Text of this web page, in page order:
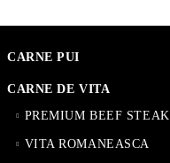
CARNE PUI
CARNE DE VITA
PREMIUM BEEF STEAK
VITA ROMANEASCA